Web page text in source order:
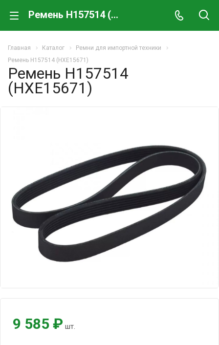
Ремень H157514 (HXE15671)
Главная Каталог
Ремни для импортной техники
Ремень H157514 (HXE15671)
Ремень H157514
(HXE15671)
9 585 ₽ шт.